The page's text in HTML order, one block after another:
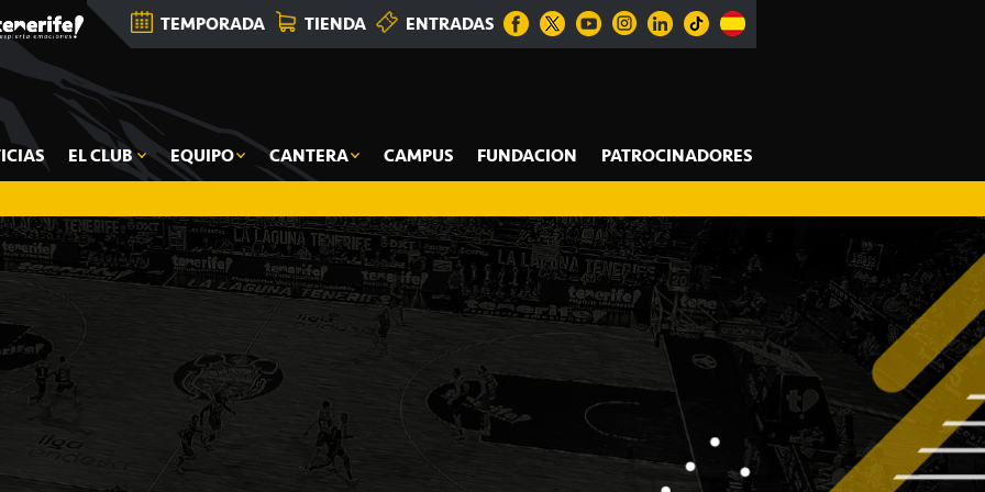
TEMPORADA TIENDA ENTRADAS
EL CLUB EQUIPO CANTERA CAMPUS FUNDACION PATROCINADORES